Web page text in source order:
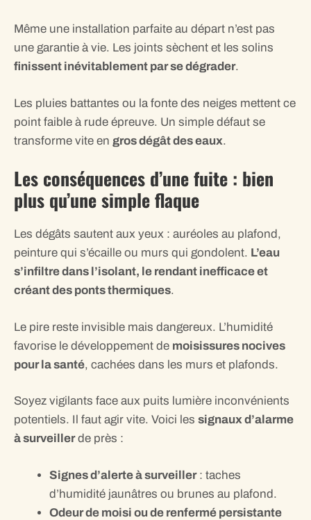
Même une installation parfaite au départ n’est pas
une garantie à vie. Les joints sèchent et les solins
finissent inévitablement par se dégrader.
Les pluies battantes ou la fonte des neiges mettent ce
point faible à rude épreuve. Un simple défaut se
transforme vite en gros dégât des eaux.
Les conséquences d’une fuite : bien
plus qu’une simple flaque
Les dégâts sautent aux yeux : auréoles au plafond,
peinture qui s’écaille ou murs qui gondolent. L’eau
s’infiltre dans l’isolant, le rendant inefficace et
créant des ponts thermiques.
Le pire reste invisible mais dangereux. L’humidité
favorise le développement de moisissures nocives
pour la santé, cachées dans les murs et plafonds.
Soyez vigilants face aux puits lumière inconvénients
potentiels. Il faut agir vite. Voici les signaux d’alarme
à surveillerde près :
Signes d’alerte à surveiller: taches
d’humidité jaunâtres ou brunes au plafond.
Odeur de moisi ou de renfermé persistante